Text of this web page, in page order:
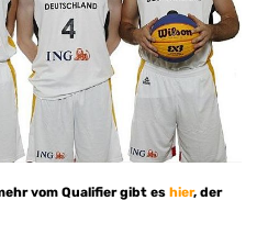
vom Qualifier gibt es hier, der